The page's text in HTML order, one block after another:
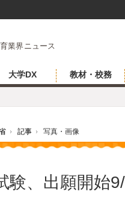
業界ニュース
大学DX 教材・校務
› 記事 › 写真・画像
験、出願開始